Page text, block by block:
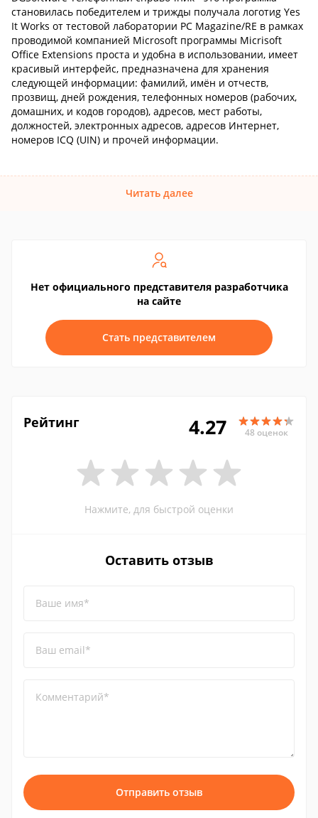
становилась победителем и трижды получала логотиg Yes
It Works от тестовой лаборатории PC Magazine/RE в рамках
проводимой компанией Microsoft программы Micrisoft
Office Extensions проста и удобна в использовании, имеет
красивый интерфейс, предназначена для хранения
следующей информации: фамилий, имён и отчеств,
прозвищ, дней рождения, телефонных номеров (рабочих,
домашних, и кодов городов), адресов, мест работы,
должностей, электронных адресов, адресов Интернет,
номеров ICQ (UIN) и прочей информации.
Читать далее
Нет официального представителя разработчика
на сайте
Стать представителем
Рейтинг 4.27 48 оценок
Нажмите, для быстрой оценки
Оставить отзыв
Ваше имя*
Ваш email*
Комментарий*
Отправить отзыв